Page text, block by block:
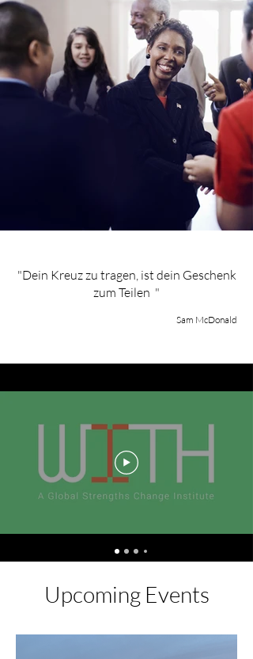
"Dein Kreuz zu tragen, ist dein Geschenk
zum Teilen "
Sam McDonald
Upcoming Events